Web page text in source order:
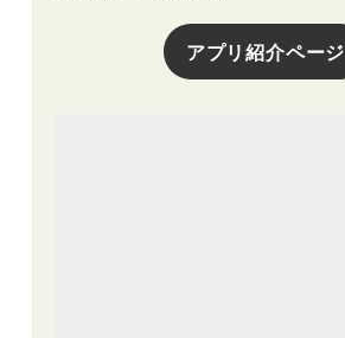
アプリ紹介ページ